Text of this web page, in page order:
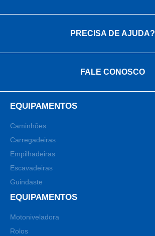
PRECISA DE AJUDA?
FALE CONOSCO
EQUIPAMENTOS
Caminhões
Carregadeiras
Empilhadeiras
Escavadeiras
Guindaste
EQUIPAMENTOS
Motoniveladora
Rolos